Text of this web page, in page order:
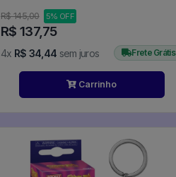
R$ 145,00 5% OFF
R$ 137,75
4x R$ 34,44 sem juros Frete Grátis
Carrinho